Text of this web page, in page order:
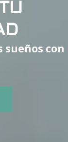
sueños con